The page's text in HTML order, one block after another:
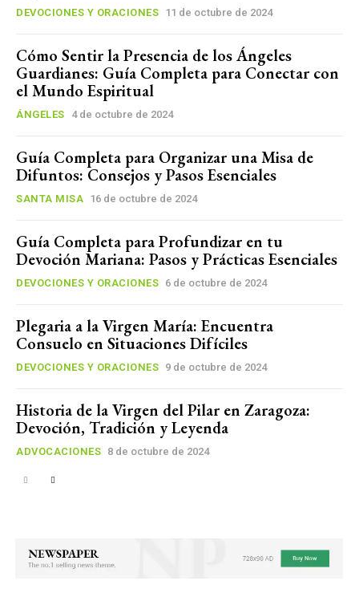
DEVOCIONES Y ORACIONES 11 de octubre de 2024
Cómo Sentir la Presencia de los Ángeles
Guardianes: Guía Completa para Conectar con
el Mundo Espiritual
ÁNGELES 4 de octubre de 2024
Guía Completa para Organizar una Misa de
Difuntos: Consejos y Pasos Esenciales
SANTA MISA 16 de octubre de 2024
Guía Completa para Profundizar en tu
Devoción Mariana: Pasos y Prácticas Esenciales
DEVOCIONES Y ORACIONES 6 de octubre de 2024
Plegaria a la Virgen María: Encuentra
Consuelo en Situaciones Difíciles
DEVOCIONES Y ORACIONES 9 de octubre de 2024
Historia de la Virgen del Pilar en Zaragoza:
Devoción, Tradición y Leyenda
ADVOCACIONES 8 de octubre de 2024